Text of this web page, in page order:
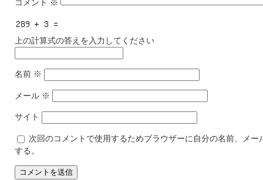
コメント ※
上の計算式の答えを入力してください
名前 ※
メール ※
サイト
次回のコメントで使用するためブラウザーに自分の名前、メー
する。